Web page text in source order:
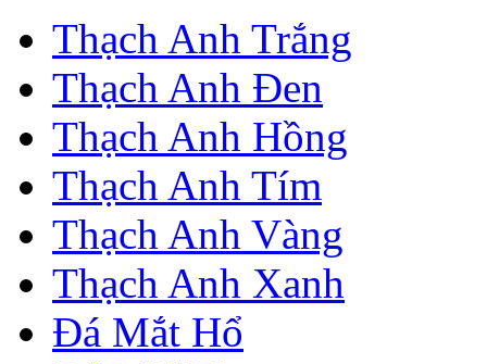
Thạch Anh Trắng
Thạch Anh Đen
Thạch Anh Hồng
Thạch Anh Tím
Thạch Anh Vàng
Thạch Anh Xanh
Đá Mắt Hổ